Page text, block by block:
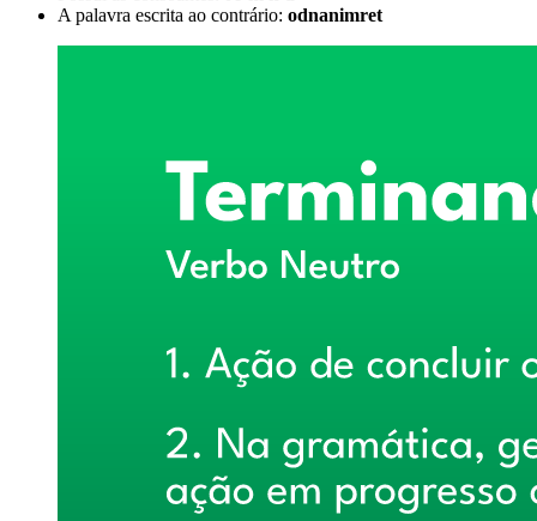
A palavra escrita ao contrário: odnanimret